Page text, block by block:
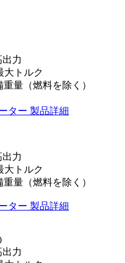
力
大トルク
重量（燃料を除く）
ター 製品詳細
力
大トルク
重量（燃料を除く）
ター 製品詳細
力